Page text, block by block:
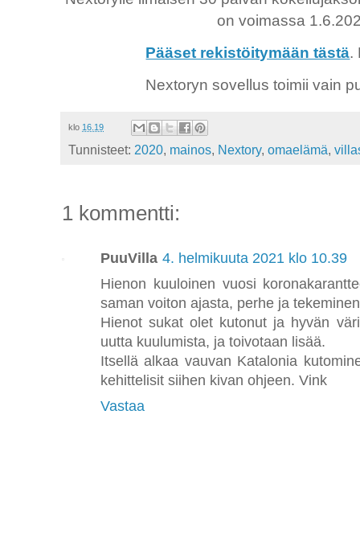
on voimassa
Pääset rekistöitymään tästä.
Nextoryn sovellus toimii vain
klo 16.19
Tunnisteet: 2020, mainos, Nextory, omaelämä,
1 kommentti:
PuuVilla 4. helmikuuta 2021 klo 10.39
Hienon kuuloinen vuosi
saman voiton ajasta, perhe ja
Hienot sukat olet kutonut ja hyvän
uutta kuulumista, ja toivotaan lisää.
Itsellä alkaa vauvan Katalonia
kehittelisit siihen kivan ohjeen. Vink
Vastaa